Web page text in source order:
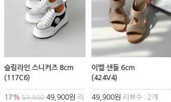
슬림라인 스니커즈 8cm
(117C6)
17% 59,900 49,900원 리
이벨 샌들 6cm
(424V4)
49,900원 리뷰수 : 2개